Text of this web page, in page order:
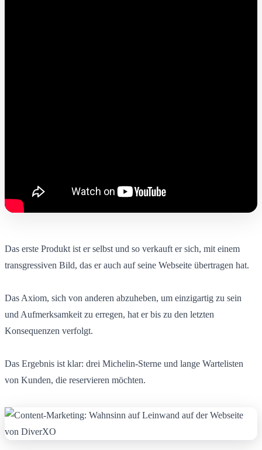
Das erste Produkt ist er selbst und so verkauft er sich, mit einem
transgressiven Bild, das er auch auf seine Webseite übertragen hat.
Das Axiom, sich von anderen abzuheben, um einzigartig zu sein
und Aufmerksamkeit zu erregen, hat er bis zu den letzten
Konsequenzen verfolgt.
Das Ergebnis ist klar: drei Michelin-Sterne und lange Wartelisten
von Kunden, die reservieren möchten.